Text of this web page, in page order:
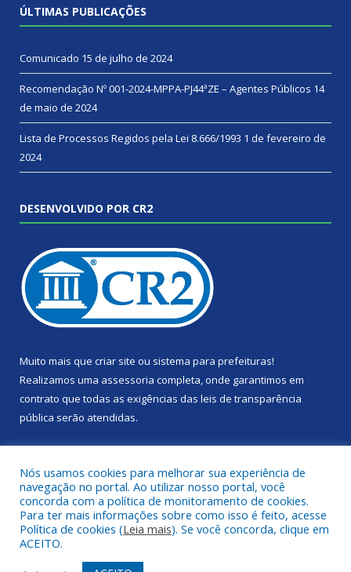
ÚLTIMAS PUBLICAÇÕES
Comunicado 15 de julho de 2024
Recomendação Nº 001-2024-MPPA-PJ44ªZE – Agentes Públicos 14
de maio de 2024
Lista de Processos Regidos pela Lei 8.666/1993 1 de fevereiro de
2024
DESENVOLVIDO POR CR2
Muito mais que criar site ou sistema para prefeituras!
Realizamos uma assessoria completa, onde garantimos em
contrato que todas as exigências das leis de transparência
pública serão atendidas.
Todos os direitos reservados a Câmara Municipal de Portel.
Nós usamos cookies para melhorar sua experiência de
navegação no portal. Ao utilizar nosso portal, você
concorda com a política de monitoramento de cookies.
Para ter mais informações sobre como isso é feito, acesse
Política de cookies (Leia mais). Se você concorda, clique em
ACEITO.